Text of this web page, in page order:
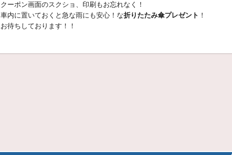
クーポン画面のスクショ、印刷もお忘れなく！
車内に置いておくと急な雨にも安心！な折りたたみ傘プレゼント ！
お待ちしております！！